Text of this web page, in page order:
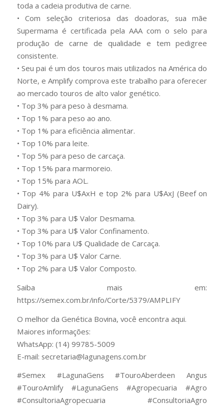
toda a cadeia produtiva de carne.
• Com seleção criteriosa das doadoras, sua mãe
Supermama é certificada pela AAA com o selo para
produção de carne de qualidade e tem pedigree
consistente.
• Seu pai é um dos touros mais utilizados na América do
Norte, e Amplify comprova este trabalho para oferecer
ao mercado touros de alto valor genético.
• Top 3% para peso à desmama.
• Top 1% para peso ao ano.
• Top 1% para eficiência alimentar.
• Top 10% para leite.
• Top 5% para peso de carcaça.
• Top 15% para marmoreio.
• Top 15% para AOL.
• Top 4% para U$AxH e top 2% para U$AxJ (Beef on
Dairy).
• Top 3% para U$ Valor Desmama.
• Top 3% para U$ Valor Confinamento.
• Top 10% para U$ Qualidade de Carcaça.
• Top 3% para U$ Valor Carne.
• Top 2% para U$ Valor Composto.
Saiba mais em:
https://semex.com.br/info/Corte/5379/AMPLIFY
O melhor da Genética Bovina, você encontra aqui.
Maiores informações:
WhatsApp: (14) 99785-5009
E-mail: secretaria@lagunagens.com.br
#Semex #LagunaGens #TouroAberdeen Angus
#TouroAmlify #LagunaGens #Agropecuaria #Agro
#ConsultoriaAgropecuaria #ConsultoriaAgro